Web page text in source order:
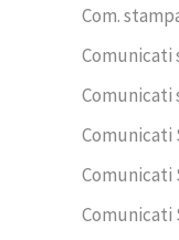
Com.
Comunicati
Comunicati
Comunicati
Comunicati
Comunicati